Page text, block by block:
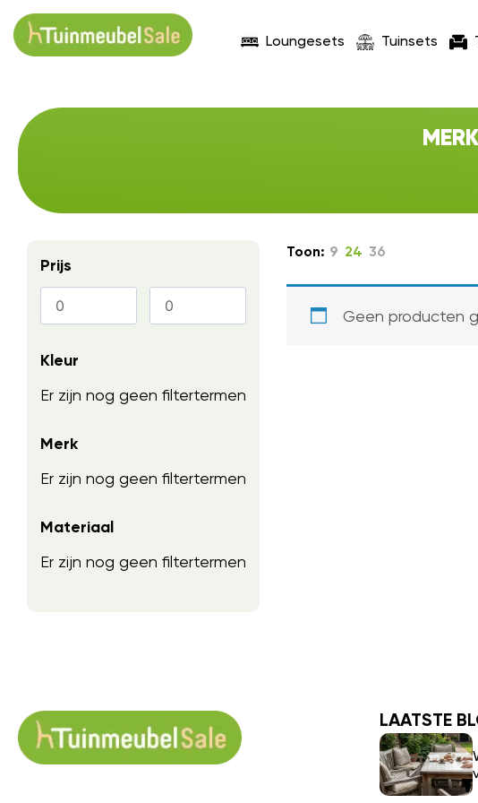
Loungesets Tuinsets
Prijs
Kleur
Er zijn nog geen filtertermen
Merk
Er zijn nog geen filtertermen
Materiaal
Er zijn nog geen filtertermen
Toon: 9 24 36
Geen producten
LAATSTE